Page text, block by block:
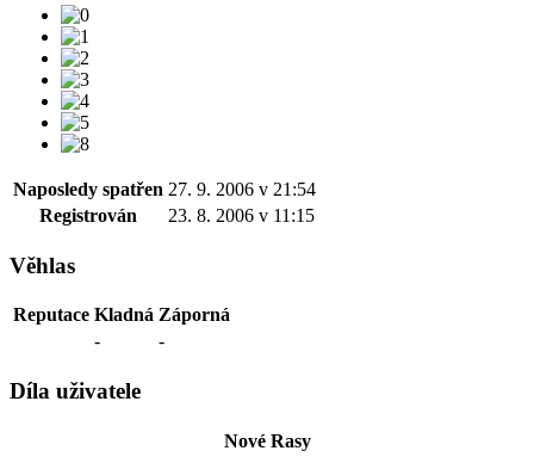
Naposledy spatřen 27. 9. 2006 v 21:54
Registrován
23. 8. 2006 v 11:15
Věhlas
Reputace Kladná Záporná
-
-
Díla uživatele
Nové Rasy